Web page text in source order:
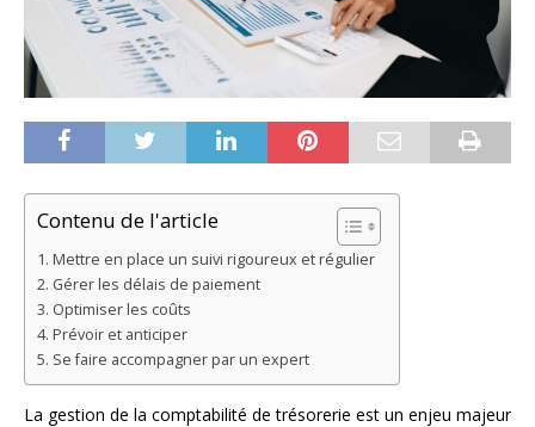
Contenu de l'article
Mettre en place un suivi rigoureux et régulier
Gérer les délais de paiement
Optimiser les coûts
Prévoir et anticiper
Se faire accompagner par un expert
La gestion de la comptabilité de trésorerie est un enjeu majeur